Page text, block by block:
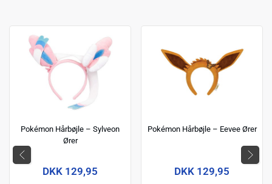
Pokémon Hårbøjle – Sylveon
Ører
DKK 129,95
Pokémon Hårbøjle – Eevee Ører
DKK 129,95